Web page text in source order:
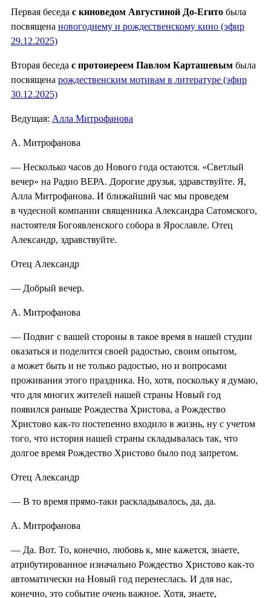
Первая беседа с киноведом Августиной До-Егито была
посвящена новогоднему и рождественскому кино (эфир
29.12.2025)
Вторая беседа с протоиереем Павлом Карташевым была
посвящена рождественским мотивам в литературе (эфир
30.12.2025)
Ведущая: Алла Митрофанова
А. Митрофанова
— Несколько часов до Нового года остаются. «Светлый
вечер» на Радио ВЕРА. Дорогие друзья, здравствуйте. Я,
Алла Митрофанова. И ближайший час мы проведем
в чудесной компании священника Александра Сатомского,
настоятеля Богоявленского собора в Ярославле. Отец
Александр, здравствуйте.
Отец Александр
— Добрый вечер.
А. Митрофанова
— Подвиг с вашей стороны в такое время в нашей студии
оказаться и поделится своей радостью, своим опытом,
а может быть и не только радостью, но и вопросами
проживания этого праздника. Но, хотя, поскольку я думаю,
что для многих жителей нашей страны Новый год
появился раньше Рождества Христова, а Рождество
Христово как-то постепенно входило в жизнь, ну с учетом
того, что история нашей страны складывалась так, что
долгое время Рождество Христово было под запретом.
Отец Александр
— В то время прямо-таки раскладывалось, да, да.
А. Митрофанова
— Да. Вот. То, конечно, любовь к, мне кажется, знаете,
атрибутированное изначально Рождество Христово как-то
автоматически на Новый год перенеслась. И для нас,
конечно, это событие очень важное. Хотя, знаете,